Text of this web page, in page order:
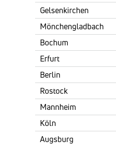
Gelsenkirchen
Mönchengladbach
Bochum
Erfurt
Berlin
Rostock
Mannheim
Köln
Augsburg